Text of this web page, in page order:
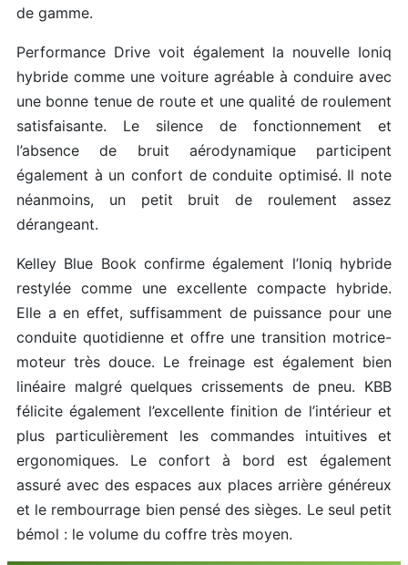
de gamme.
Performance Drive voit également la nouvelle Ioniq
hybride comme une voiture agréable à conduire avec
une bonne tenue de route et une qualité de roulement
satisfaisante. Le silence de fonctionnement et
l’absence de bruit aérodynamique participent
également à un confort de conduite optimisé. Il note
néanmoins, un petit bruit de roulement assez
dérangeant.
Kelley Blue Book confirme également l’Ioniq hybride
restylée comme une excellente compacte hybride.
Elle a en effet, suffisamment de puissance pour une
conduite quotidienne et offre une transition motrice-
moteur très douce. Le freinage est également bien
linéaire malgré quelques crissements de pneu. KBB
félicite également l’excellente finition de l’intérieur et
plus particulièrement les commandes intuitives et
ergonomiques. Le confort à bord est également
assuré avec des espaces aux places arrière généreux
et le rembourrage bien pensé des sièges. Le seul petit
bémol : le volume du coffre très moyen.